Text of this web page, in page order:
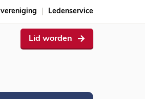
Ledenservice
Lid worden